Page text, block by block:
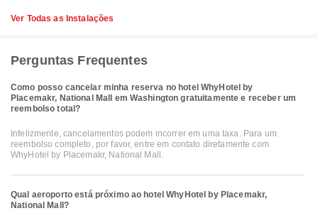
Ver Todas as Instalações
Perguntas Frequentes
Como posso cancelar minha reserva no hotel WhyHotel by
Placemakr, National Mall em Washington gratuitamente e receber um
reembolso total?
Infelizmente, cancelamentos podem incorrer em uma taxa. Para um
reembolso completo, por favor, entre em contato diretamente com
WhyHotel by Placemakr, National Mall.
Qual aeroporto está próximo ao hotel WhyHotel by Placemakr,
National Mall?